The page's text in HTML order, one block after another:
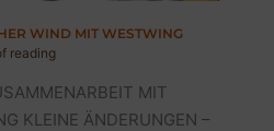
WIND MIT WESTWING
reading
MIT
KLEINE ÄNDERUNGEN –